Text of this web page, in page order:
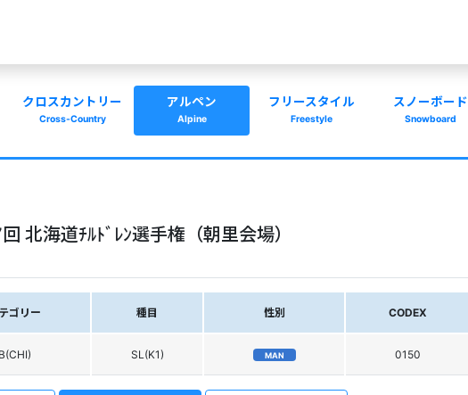
クロスカントリー
Cross-Country
アルペン
Alpine
フリースタイル
Freestyle
スノーボード
Snowboard
北海道ﾁﾙﾄﾞﾚﾝ選手権（朝里会場）
ゴリー 種目 性別 CODEX
B(CHI) SL(K1) MAN 0150